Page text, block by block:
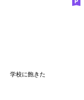
学校に飽きた